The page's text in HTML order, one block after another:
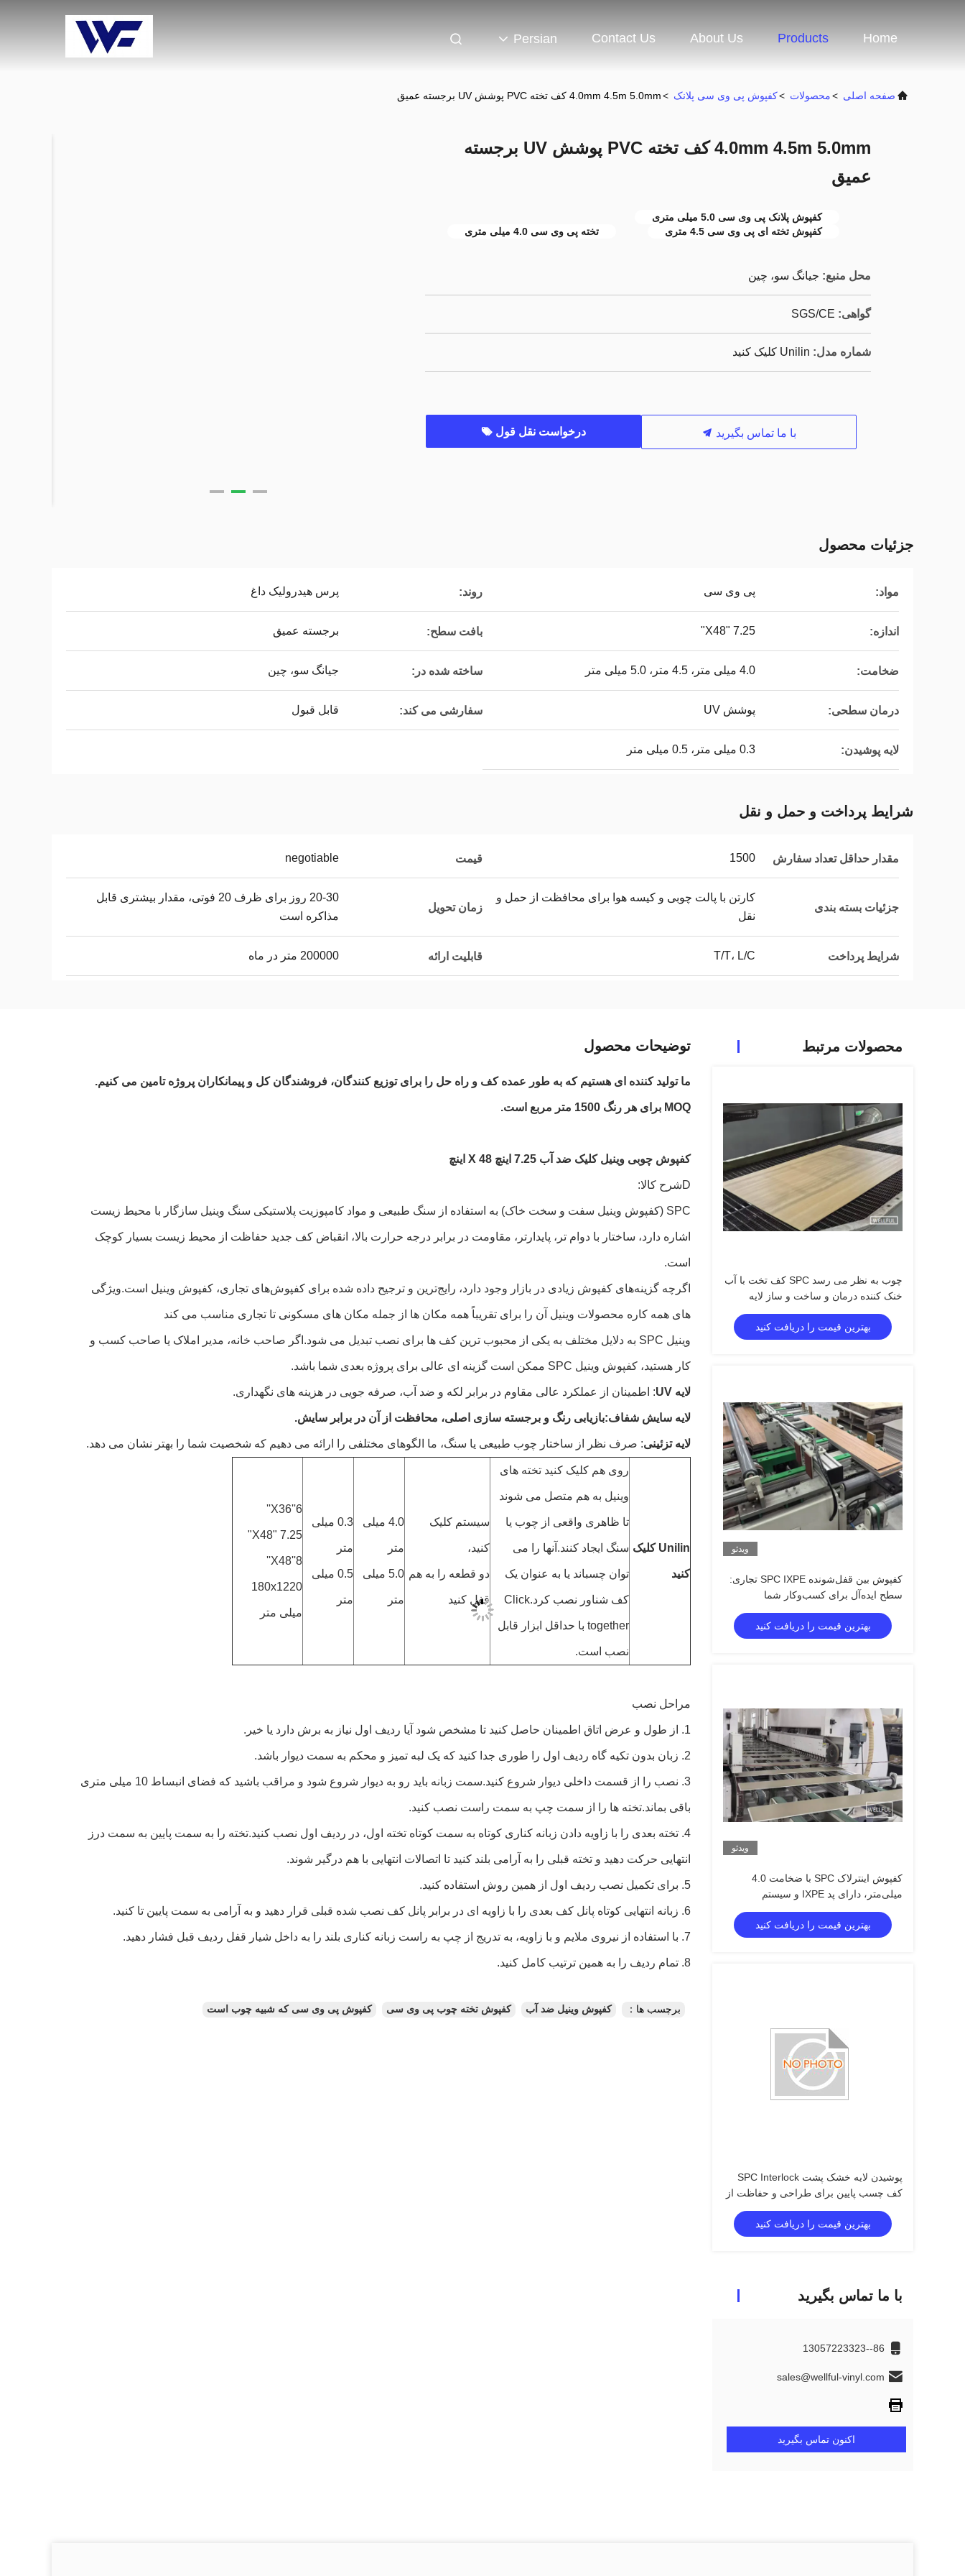
Home
Products
About Us
Contact Us
Persian
صفحه اصلی >محصولات >کفپوش پی وی سی پلانک >4.0mm 4.5m 5.0mm کف تخته PVC پوشش UV برجسته عمیق
4.0mm 4.5m 5.0mm کف تخته PVC پوشش UV برجسته
عمیق
کفپوش پلانک پی وی سی 5.0 میلی متری
کفپوش تخته ای پی وی سی 4.5 متری
تخته پی وی سی 4.0 میلی متری
محل منبع: جیانگ سو، چین
گواهی: SGS/CE
شماره مدل: Unilin کلیک کنید
با ما تماس بگیرید درخواست نقل قول
جزئیات محصول
مواد: پی وی سی روند: پرس هیدرولیک داغ
اندازه: 7.25 "X48" بافت سطح: برجسته عمیق
ضخامت: 4.0 میلی متر، 4.5 متر، 5.0 میلی متر ساخته شده در: جیانگ سو، چین
درمان سطحی: پوشش UV سفارشی می کند: قابل قبول
لایه پوشیدن: 0.3 میلی متر، 0.5 میلی متر
شرایط پرداخت و حمل و نقل
مقدار حداقل تعداد سفارش 1500 قیمت negotiable
جزئیات بسته بندی
کارتن با پالت چوبی و کیسه هوا برای محافظت از حمل و
نقل
زمان تحویل
20-30 روز برای ظرف 20 فوتی، مقدار بیشتری قابل
مذاکره است
شرایط پرداخت T/T، L/C قابلیت ارائه 200000 متر در ماه
محصولات مرتبط
چوب به نظر می رسد SPC کف تخت با آب
خنک کننده درمان و ساخت و ساز لایه
پوشیدن / لایه چاپ / لایه پایه
بهترین قیمت را دریافت کنید
ویدئو
کفپوش بین قفل‌شونده SPC IXPE تجاری:
سطح ایده‌آل برای کسب‌وکار شما
بهترین قیمت را دریافت کنید
ویدئو
کفپوش اینترلاک SPC با ضخامت 4.0
میلی‌متر، دارای پد IXPE و سیستم
قفل‌شونده Unilin Click
بهترین قیمت را دریافت کنید
پوشیدن لایه خشک پشت SPC Interlock
کف چسب پایین برای طراحی و حفاظت از
ساختار محکم
بهترین قیمت را دریافت کنید
با ما تماس بگیرید
86--13057223323
sales@wellful-vinyl.com
اکنون تماس بگیرید
توضیحات محصول
ما تولید کننده ای هستیم که به طور عمده کف و راه حل را برای توزیع کنندگان، فروشندگان کل و پیمانکاران پروژه تامین می کنیم.
MOQ برای هر رنگ 1500 متر مربع است.
کفپوش چوبی وینیل کلیک ضد آب 7.25 اینچ X 48 اینچ
Dشرح کالا:
SPC (کفپوش وینیل سفت و سخت خاک) به استفاده از سنگ طبیعی و مواد کامپوزیت پلاستیکی سنگ وینیل سازگار با محیط زیست
اشاره دارد، ساختار با دوام تر، پایدارتر، مقاومت در برابر درجه حرارت بالا، انقباض کف جدید حفاظت از محیط زیست بسیار کوچک
است.
اگرچه گزینه‌های کفپوش زیادی در بازار وجود دارد، رایج‌ترین و ترجیح داده شده برای کفپوش‌های تجاری، کفپوش وینیل است.ویژگی
های همه کاره محصولات وینیل آن را برای تقریباً همه مکان ها از جمله مکان های مسکونی تا تجاری مناسب می کند
وینیل SPC به دلایل مختلف به یکی از محبوب ترین کف ها برای نصب تبدیل می شود.اگر صاحب خانه، مدیر املاک یا صاحب کسب و
کار هستید، کفپوش وینیل SPC ممکن است گزینه ای عالی برای پروژه بعدی شما باشد.
لایه UV : اطمینان از عملکرد عالی مقاوم در برابر لکه و ضد آب، صرفه جویی در هزینه های نگهداری.
لایه سایش شفاف:بازیابی رنگ و برجسته سازی اصلی، محافظت از آن در برابر سایش.
لایه تزئینی: صرف نظر از ساختار چوب طبیعی یا سنگ، ما الگوهای مختلفی را ارائه می دهیم که شخصیت شما را بهتر نشان می دهد.
Unilin کلیک
کنید
روی هم کلیک کنید تخته های
وینیل به هم متصل می شوند
تا ظاهری واقعی از چوب یا
سنگ ایجاد کنند.آنها را می
توان چسباند یا به عنوان یک
کف شناور نصب کرد.Click
together با حداقل ابزار قابل
نصب است.
سیستم کلیک
کنید،
دو قطعه را به هم
قفل کنید
4.0 میلی
متر
5.0 میلی
متر
0.3 میلی
متر
0.5 میلی
متر
6''X36''
7.25 "X48"
8''X48''
180x1220
میلی متر
مراحل نصب
1. از طول و عرض اتاق اطمینان حاصل کنید تا مشخص شود آیا ردیف اول نیاز به برش دارد یا خیر.
2. زبان بدون تکیه گاه ردیف اول را طوری جدا کنید که یک لبه تمیز و محکم به سمت دیوار باشد.
3. نصب را از قسمت داخلی دیوار شروع کنید.سمت زبانه باید رو به دیوار شروع شود و مراقب باشید که فضای انبساط 10 میلی متری
باقی بماند.تخته ها را از سمت چپ به سمت راست نصب کنید.
4. تخته بعدی را با زاویه دادن زبانه کناری کوتاه به سمت کوتاه تخته اول، در ردیف اول نصب کنید.تخته را به سمت پایین به سمت درز
انتهایی حرکت دهید و تخته قبلی را به آرامی بلند کنید تا اتصالات انتهایی با هم درگیر شوند.
5. برای تکمیل نصب ردیف اول از همین روش استفاده کنید.
6. زبانه انتهایی کوتاه پانل کف بعدی را با زاویه ای در برابر پانل کف نصب شده قبلی قرار دهید و به آرامی به سمت پایین تا کنید.
7. با استفاده از نیروی ملایم و با زاویه، به تدریج از چپ به راست زبانه کناری بلند را به داخل شیار قفل ردیف قبل فشار دهید.
8. تمام ردیف را به همین ترتیب کامل کنید.
برچسب ها： کفپوش وینیل ضد آب کفپوش تخته چوب پی وی سی کفپوش پی وی سی که شبیه چوب است